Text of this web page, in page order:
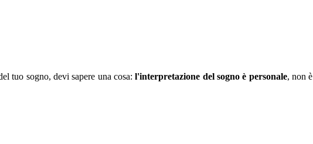
tuo sogno, devi sapere una cosa:l'interpretazione del sogno è personale, non